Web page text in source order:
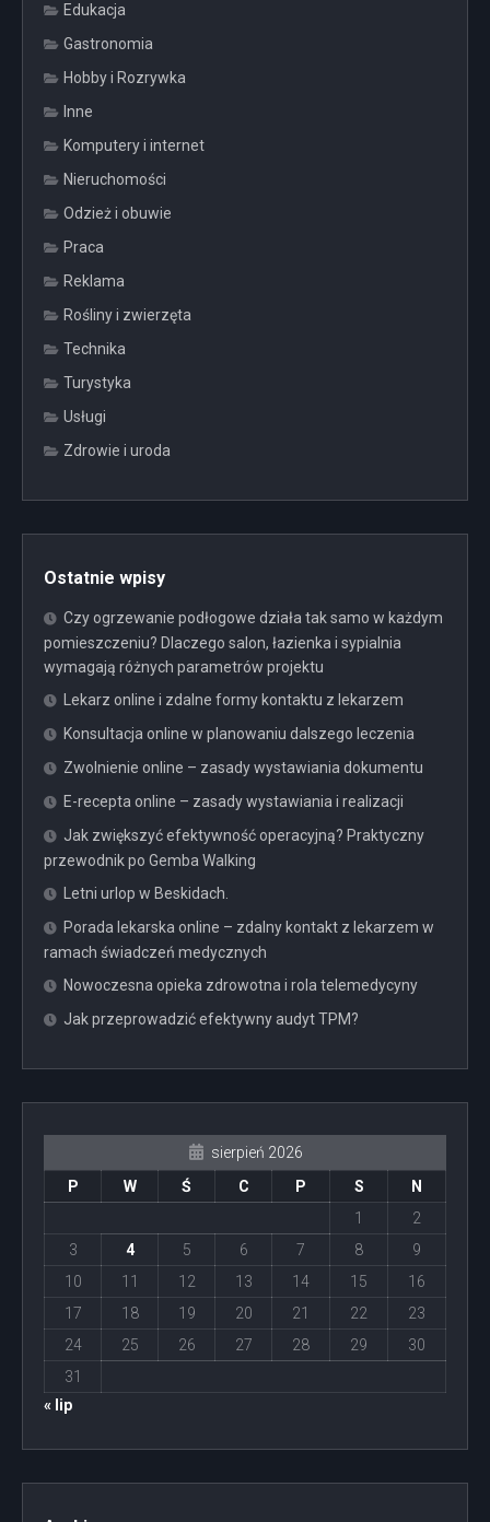
Edukacja
Gastronomia
Hobby i Rozrywka
Inne
Komputery i internet
Nieruchomości
Odzież i obuwie
Praca
Reklama
Rośliny i zwierzęta
Technika
Turystyka
Usługi
Zdrowie i uroda
Ostatnie wpisy
Czy ogrzewanie podłogowe działa tak samo w każdym
pomieszczeniu? Dlaczego salon, łazienka i sypialnia
wymagają różnych parametrów projektu
Lekarz online i zdalne formy kontaktu z lekarzem
Konsultacja online w planowaniu dalszego leczenia
Zwolnienie online – zasady wystawiania dokumentu
E-recepta online – zasady wystawiania i realizacji
Jak zwiększyć efektywność operacyjną? Praktyczny
przewodnik po Gemba Walking
Letni urlop w Beskidach.
Porada lekarska online – zdalny kontakt z lekarzem w
ramach świadczeń medycznych
Nowoczesna opieka zdrowotna i rola telemedycyny
Jak przeprowadzić efektywny audyt TPM?
sierpień 2026
P
W Ś C P S
N
1
2
3
4 5 6 7 8
9
10
11 12 13 14 15
16
17
18 19 20 21 22
23
24
25 26 27 28 29
30
31
« lip